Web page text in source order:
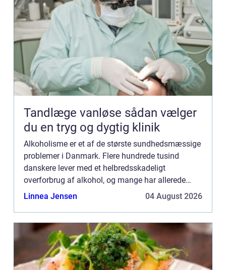
Tandlæge vanløse sådan vælger
du en tryg og dygtig klinik
Alkoholisme er et af de største sundhedsmæssige
problemer i Danmark. Flere hundrede tusind
danskere lever med et helbredsskadeligt
overforbrug af alkohol, og mange har allerede
taget varig skade af deres alkoholmisbrug. Dertil
Linnea Jensen 04 August 2026